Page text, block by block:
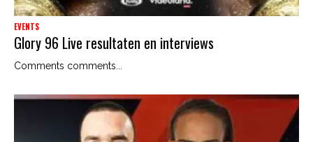
EVENTS
Glory 96 Live resultaten en interviews
Comments comments...